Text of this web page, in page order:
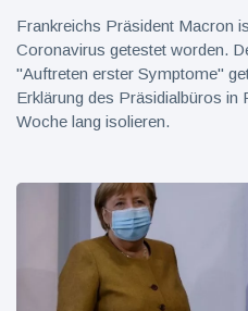
Frankreichs Präsident Macron
Coronavirus getestet worden.
"Auftreten erster Symptome"
Erklärung des Präsidialbüros in
Woche lang isolieren.